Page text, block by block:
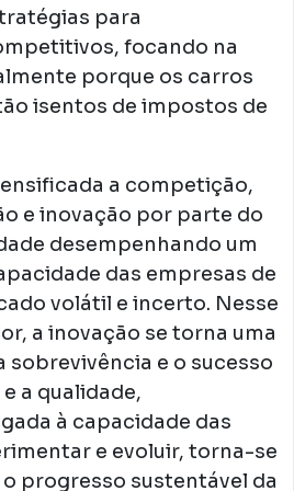
para
focando na
porque os carros
isentos de impostos de
a competição,
e inovação por parte do
desempenhando um
das empresas de
volátil e incerto. Nesse
a inovação se torna uma
sobrevivência e o sucesso
a qualidade,
à capacidade das
e evoluir, torna-se
progresso sustentável da